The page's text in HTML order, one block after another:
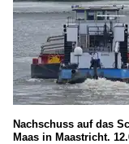
Nachschuss auf das
Maas in Maastricht.